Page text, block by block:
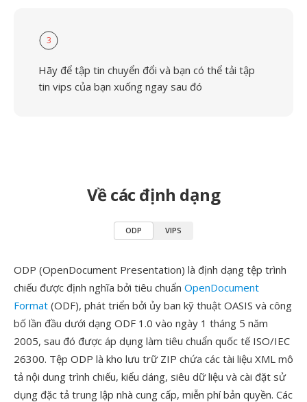
3
Hãy để tập tin chuyển đổi và bạn có thể tải tập
tin vips của bạn xuống ngay sau đó
Về các định dạng
ODP VIPS
ODP (OpenDocument Presentation) là định dạng tệp trình
chiếu được định nghĩa bởi tiêu chuẩn OpenDocument
Format (ODF), phát triển bởi ủy ban kỹ thuật OASIS và công
bố lần đầu dưới dạng ODF 1.0 vào ngày 1 tháng 5 năm
2005, sau đó được áp dụng làm tiêu chuẩn quốc tế ISO/IEC
26300. Tệp ODP là kho lưu trữ ZIP chứa các tài liệu XML mô
tả nội dung trình chiếu, kiểu dáng, siêu dữ liệu và cài đặt sử
dụng đặc tả trung lập nhà cung cấp, miễn phí bản quyền. Các